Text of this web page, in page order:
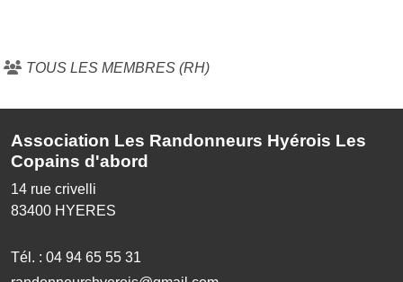
TOUS LES MEMBRES (RH)
Association Les Randonneurs Hyérois Les
Copains d'abord
14 rue crivelli
83400 HYERES
Tél. : 04 94 65 55 31